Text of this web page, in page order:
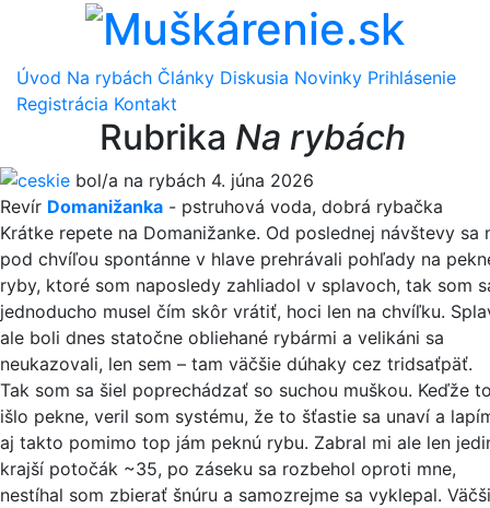
Úvod Na rybách Články Diskusia Novinky Prihlásenie
Registrácia Kontakt
Rubrika Na rybách
ceskie bol/a na rybách 4. júna 2026
Revír Domanižanka - pstruhová voda, dobrá rybačka
Krátke repete na Domanižanke. Od poslednej návštevy sa
pod chvíľou spontánne v hlave prehrávali pohľady na
ryby, ktoré som naposledy zahliadol v splavoch, tak som
jednoducho musel čím skôr vrátiť, hoci len na chvíľku.
ale boli dnes statočne obliehané rybármi a velikáni sa
neukazovali, len sem – tam väčšie dúhaky cez tridsaťpäť.
Tak som sa šiel poprechádzať so suchou muškou. Keďže
išlo pekne, veril som systému, že to šťastie sa unaví a
aj takto pomimo top jám peknú rybu. Zabral mi ale len
krajší potočák ~35, po záseku sa rozbehol oproti mne,
nestíhal som zbierať šnúru a samozrejme sa vyklepal.